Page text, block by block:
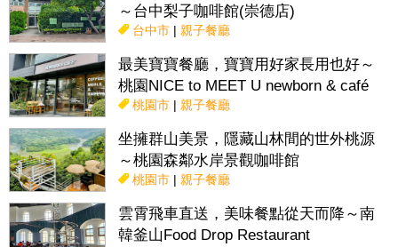
～台中梨子咖啡館(崇德店)
台中市| 親子餐廳
最美寶寶餐廳，寶寶用好家長用也好～
桃園NICE to MEET U newborn & café
桃園市| 親子餐廳
坐擁群山美景，隱藏山林間的世外桃源
～桃園森鄰水岸景觀咖啡館
桃園市| 親子餐廳
雲霄飛車直送，美味餐點從天而降～南
韓釜山Food Drop Restaurant